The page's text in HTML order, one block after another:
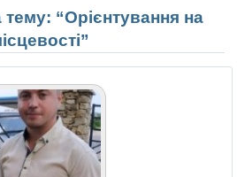
тему: “Орієнтування на